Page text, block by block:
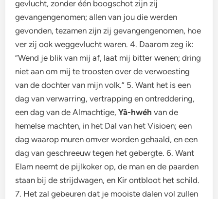
gevlucht, zonder één boogschot zijn zij
gevangengenomen; allen van jou die werden
gevonden, tezamen zijn zij gevangengenomen, hoe
ver zij ook weggevlucht waren. 4. Daarom zeg ik:
“Wend je blik van mij af, laat mij bitter wenen; dring
niet aan om mij te troosten over de verwoesting
van de dochter van mijn volk.” 5. Want het is een
dag van verwarring, vertrapping en ontreddering,
een dag van de Almachtige,Yâ-hwéh van de
hemelse machten, in het Dal van het Visioen; een
dag waarop muren omver worden gehaald, en een
dag van geschreeuw tegen het gebergte. 6. Want
Elam neemt de pijlkoker op, de man en de paarden
staan bij de strijdwagen, en Kir ontbloot het schild.
7. Het zal gebeuren dat je mooiste dalen vol zullen